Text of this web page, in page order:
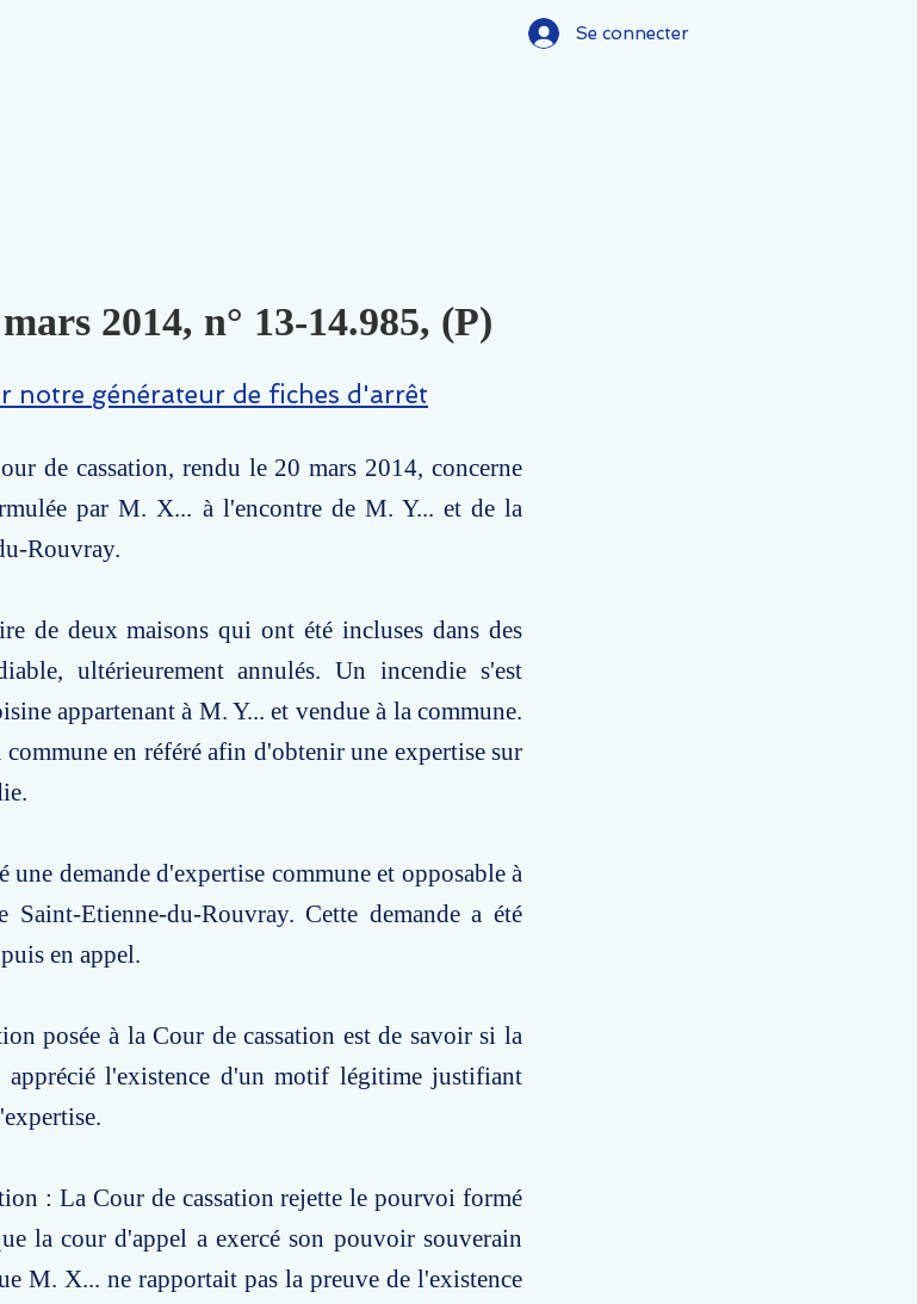
Se connecter
2014, n° 13-14.985, (P)
notre générateur de fiches d'arrêt
de cassation, rendu le 20 mars 2014, concerne
par M. X... à l'encontre de M. Y... et de la
Rouvray.
de deux maisons qui ont été incluses dans des
ultérieurement annulés. Un incendie s'est
appartenant à M. Y... et vendue à la commune.
en référé afin d'obtenir une expertise sur
demande d'expertise commune et opposable à
Etienne-du-Rouvray. Cette demande a été
en appel.
posée à la Cour de cassation est de savoir si la
apprécié l'existence d'un motif légitime justifiant
: La Cour de cassation rejette le pourvoi formé
la cour d'appel a exercé son pouvoir souverain
M. X... ne rapportait pas la preuve de l'existence